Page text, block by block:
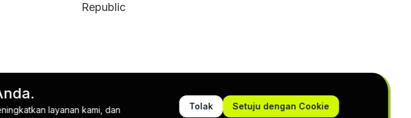
Republic
layanan kami, dan
Tolak Setuju dengan Cookie